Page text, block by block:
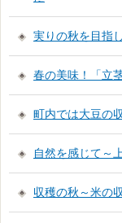
実りの秋を目指
春の美味！「立
町内では大豆の
自然を感じて～
収穫の秋～米の